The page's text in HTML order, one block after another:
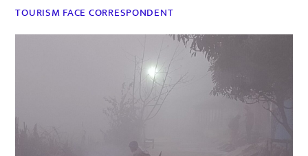
TOURISM FACE CORRESPONDENT